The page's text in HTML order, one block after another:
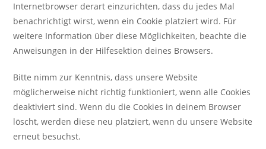
Internetbrowser derart einzurichten, dass du jedes Mal
benachrichtigt wirst, wenn ein Cookie platziert wird. Für
weitere Information über diese Möglichkeiten, beachte die
Anweisungen in der Hilfesektion deines Browsers.
Bitte nimm zur Kenntnis, dass unsere Website
möglicherweise nicht richtig funktioniert, wenn alle Cookies
deaktiviert sind. Wenn du die Cookies in deinem Browser
löscht, werden diese neu platziert, wenn du unsere Website
erneut besuchst.